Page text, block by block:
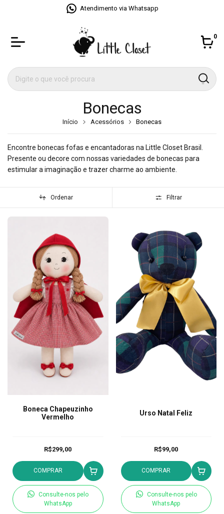
Atendimento via Whatsapp
0
Bonecas
Início Acessórios Bonecas
Encontre bonecas fofas e encantadoras na Little Closet Brasil.
Presente ou decore com nossas variedades de bonecas para
estimular a imaginação e trazer charme ao ambiente.
Ordenar Filtrar
Boneca Chapeuzinho
Vermelho
R$299,00
COMPRAR
Consulte-nos pelo
WhatsApp
Urso Natal Feliz
R$99,00
COMPRAR
Consulte-nos pelo
WhatsApp